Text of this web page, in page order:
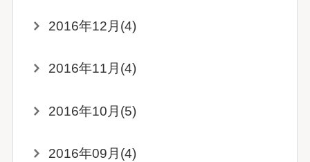
2016年12月(4)
2016年11月(4)
2016年10月(5)
2016年09月(4)